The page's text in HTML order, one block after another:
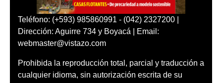
Teléfono: (+593) 985860991 - (042) 2327200 |
Dirección: Aguirre 734 y Boyacá | Email:
webmaster@vistazo.com
Prohibida la reproducción total, parcial y traducción a
cualquier idioma, sin autorización escrita de su